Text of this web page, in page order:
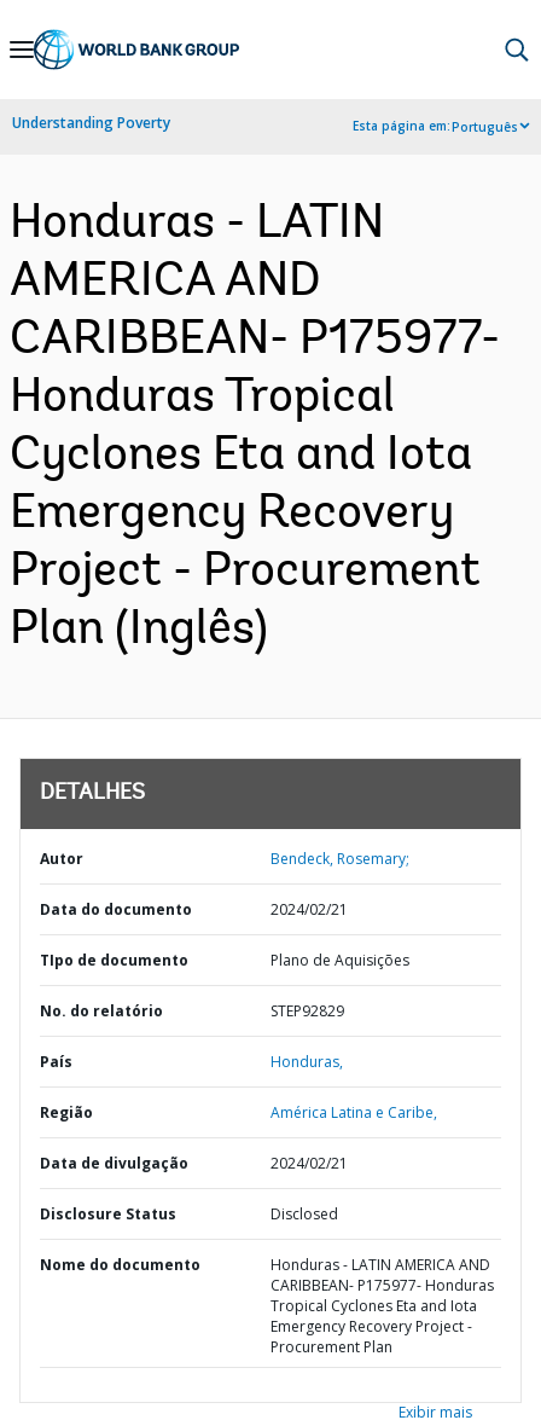
Skip
Navigation
Understanding Poverty Esta página em:Português
Honduras - LATIN
AMERICA AND
CARIBBEAN- P175977-
Honduras Tropical
Cyclones Eta and Iota
Emergency Recovery
Project - Procurement
Plan (Inglês)
DETALHES
Autor Bendeck, Rosemary;
Data do documento 2024/02/21
TIpo de documento Plano de Aquisições
No. do relatório STEP92829
País Honduras,
Região América Latina e Caribe,
Data de divulgação 2024/02/21
Disclosure Status Disclosed
Nome do documento
Honduras - LATIN AMERICA AND
CARIBBEAN- P175977- Honduras
Tropical Cyclones Eta and Iota
Emergency Recovery Project -
Procurement Plan
Exibir mais